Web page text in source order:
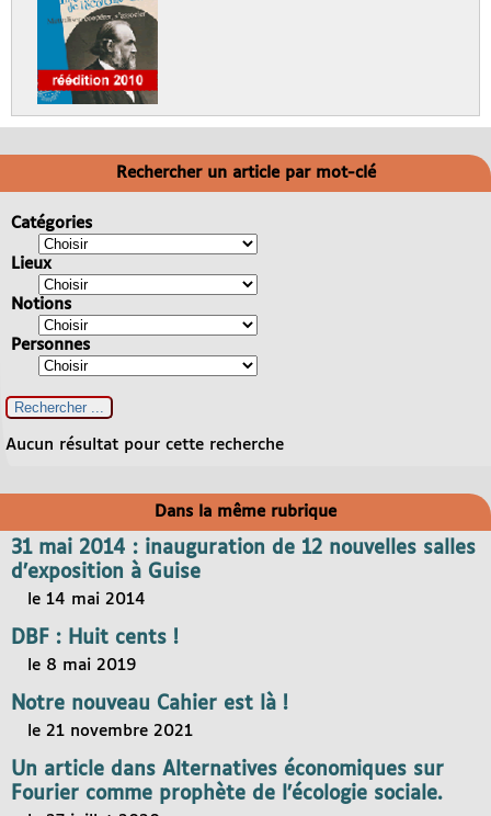
Rechercher un article par mot-clé
Catégories
Lieux
Notions
Personnes
Aucun résultat pour cette recherche
Dans la même rubrique
31 mai 2014 : inauguration de 12 nouvelles salles
d’exposition à Guise
le 14 mai 2014
DBF : Huit cents !
le 8 mai 2019
Notre nouveau Cahier est là !
le 21 novembre 2021
Un article dans Alternatives économiques sur
Fourier comme prophète de l’écologie sociale.